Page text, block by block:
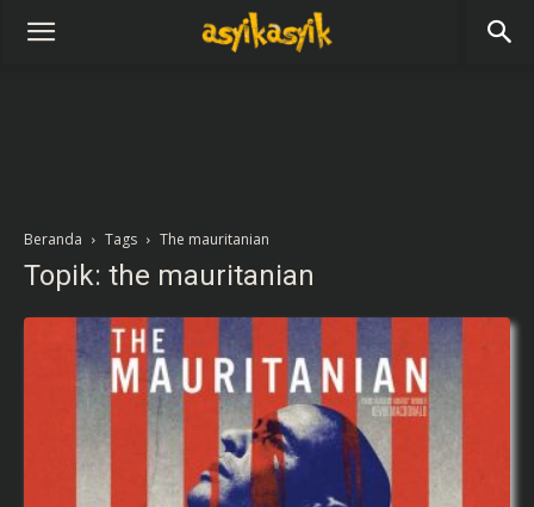
Beranda Tags The mauritanian
Topik: the mauritanian